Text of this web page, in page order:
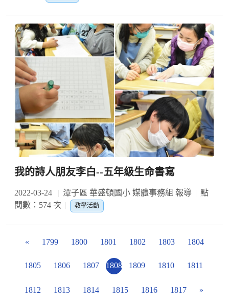
我的詩人朋友李白--五年級生命書寫
2022-03-24 潭子區 華盛頓國小 媒體事務組 報導
點
閱數：574 次
教學活動
« 1799 1800 1801 1802 1803 1804
1805 1806 1807 1808 1809 1810 1811
1812 1813 1814 1815 1816 1817 »